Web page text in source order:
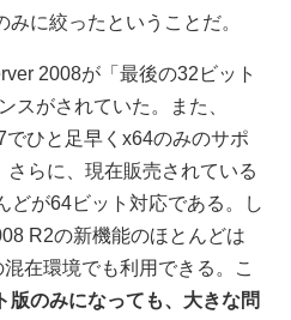
に絞ったということだ。
2008が「最後の32ビット
スがされていた。また、
ひと足早くx64のみのサポ
らに、現在販売されている
どが64ビット対応である。し
R2の新機能のほとんどは
在環境でも利用できる。こ
版のみになっても、大きな問